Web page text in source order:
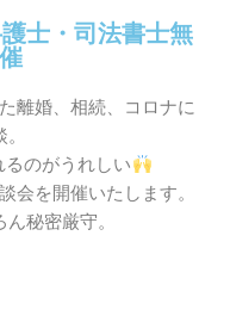
士・司法書士無
離婚、相続、コロナに
のがうれしい
会を開催いたします。
秘密厳守。